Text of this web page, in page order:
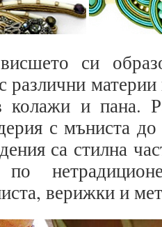
си
различни
и пана.
с мъниста
са стилна
верижки и